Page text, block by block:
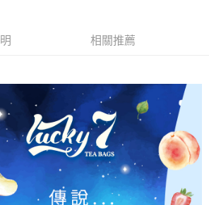
當下不需立刻繳費，但若您需要取消訂單，請聯絡
家同意取消之訂單仍視為有效，需透過AFTEE先享
消欲退款等相關疑問，請聯繫「AFTEE先享後付
support/home
有限公司提供之「AFTEE先享後付」服務完成之交
圍內提供個人資料，並將交易相關給付款項請求債
限公司。
，請瀏覽以下網址：
先徵得法定代理人或監護人之同意方可使用
含以上)免運費
含以上)免運費
含以上)免運費
含以上)免運費
相關推薦